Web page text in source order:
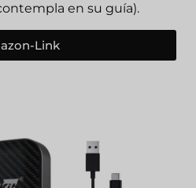
en su guía).
Link